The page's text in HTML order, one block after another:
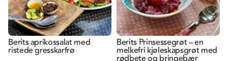
Berits aprikossalat med
ristede gresskarfrø
Berits Prinsessegrøt – en
melkefri kjøleskapsgrøt med
rødbete og bringebær